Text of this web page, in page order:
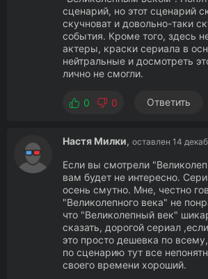
сценарий, но этот сценарий
скучноват и довольно-таки
события. Кроме того, здесь
актеры, краски сериала в
нейтральные и досмотреть
лично не смогли.
0 0 Ответить
Настя Милки, оставлен 14
Если вы смотрели
вам будет не интересно.
осень смутно. Мне, честно
"Великолепного века" не
что "Великолепный век"
сказать, дорогой сериал
это просто дешевка по
по сценарию тут все
своего времени хороший.